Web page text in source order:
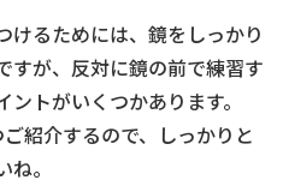
けるためには、鏡をしっかり
すが、反対に鏡の前で練習す
トがいくつかあります。
紹介するので、しっかりと
。